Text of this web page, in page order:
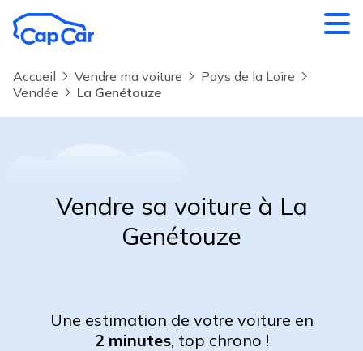
Accueil Vendre ma voiture
Pays de la Loire
Vendée
La Genétouze
Vendre sa voiture à La
Genétouze
Une estimation de votre voiture en
2 minutes, top chrono !